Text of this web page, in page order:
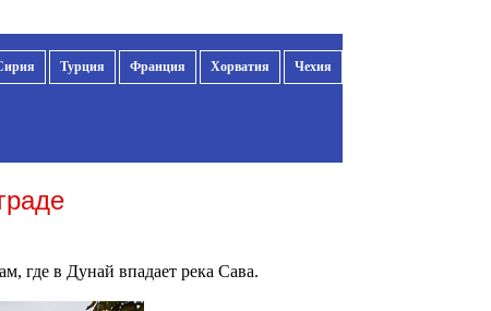
Турция Франция Хорватия Чехия
где в Дунай впадает река Сава.